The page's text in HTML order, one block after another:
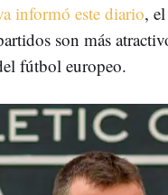
informó este diario,
son más
fútbol europeo.